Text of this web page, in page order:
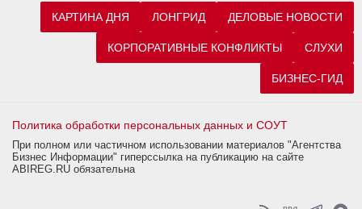
КАРТИНА ДНЯ ЛОНГРИД ДЕЛОВЫЕ НОВОСТИ
КОРПОРАТИВНЫЕ КОНФЛИКТЫ СЛУХИ
БИЗНЕС-ГИД
Политика обработки персональных данных и СОУТ
При полном или частичном использовании материалов "Агентства
Бизнес Информации" гиперссылка на публикацию на сайте
ABIREG.RU обязательна